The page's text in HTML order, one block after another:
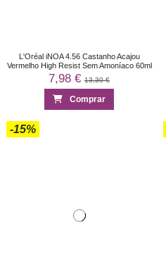
L'Oréal iNOA 4.56 Castanho Acajou
Vermelho High Resist Sem Amoníaco 60ml
7,98 € 13,30 €
Comprar
-15%